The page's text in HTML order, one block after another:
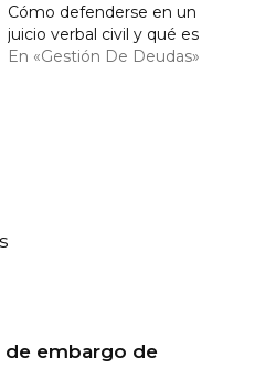
Cómo defenderse en un
juicio verbal civil y qué es
En «Gestión De Deudas»
de embargo de